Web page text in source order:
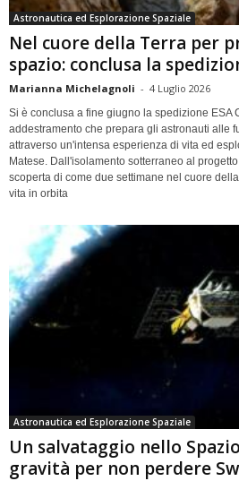
Astronautica ed Esplorazione Spaziale
Nel cuore della Terra per
spazio: conclusa la
Marianna Michelagnoli - 4 Luglio 2026
Si è conclusa a fine giugno la spedizione ESA
addestramento che prepara gli astronauti alle
attraverso un'intensa esperienza di vita ed
Matese. Dall'isolamento sotterraneo al
scoperta di come due settimane nel cuore
vita in orbita
Astronautica ed Esplorazione Spaziale
Un salvataggio nello
gravità per non perdere